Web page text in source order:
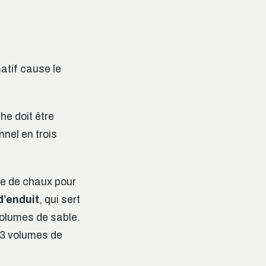
cause le
doit être
en trois
de chaux pour
, qui sert
de sable.
volumes de